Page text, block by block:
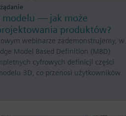
modelu — jak może
produktów?
webinarze zademonstrujemy, w
Model Based Definition (MBD)
cyfrowych definicji części
3D, co przenosi użytkowników